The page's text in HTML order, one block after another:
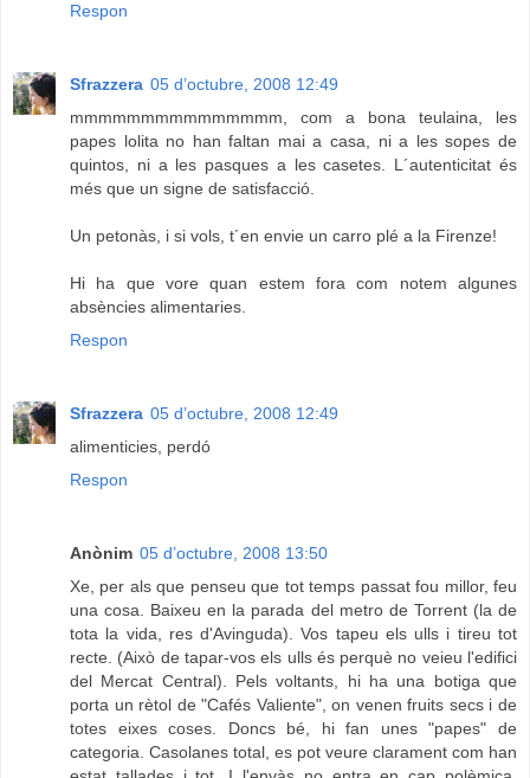
Respon
Sfrazzera 05 d’octubre, 2008 12:49
mmmmmmmmmmmmmmm, com a bona teulaina, les
papes lolita no han faltan mai a casa, ni a les sopes de
quintos, ni a les pasques a les casetes. L´autenticitat és
més que un signe de satisfacció.
Un petonàs, i si vols, t´en envie un carro plé a la Firenze!
Hi ha que vore quan estem fora com notem algunes
absències alimentaries.
Respon
Sfrazzera 05 d’octubre, 2008 12:49
alimenticies, perdó
Respon
Anònim 05 d’octubre, 2008 13:50
Xe, per als que penseu que tot temps passat fou millor, feu
una cosa. Baixeu en la parada del metro de Torrent (la de
tota la vida, res d'Avinguda). Vos tapeu els ulls i tireu tot
recte. (Això de tapar-vos els ulls és perquè no veieu l'edifici
del Mercat Central). Pels voltants, hi ha una botiga que
porta un rètol de "Cafés Valiente", on venen fruits secs i de
totes eixes coses. Doncs bé, hi fan unes "papes" de
categoria. Casolanes total, es pot veure clarament com han